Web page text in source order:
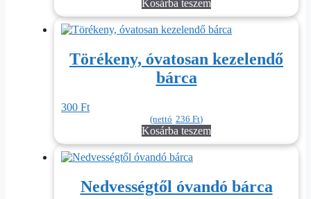
Kosárba teszem
Törékeny, óvatosan kezelendő
bárca
300 Ft
(nettó 236 Ft)
Kosárba teszem
Nedvességtől óvandó bárca